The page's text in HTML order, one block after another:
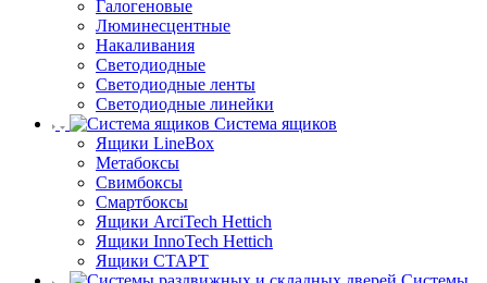
Галогеновые
Люминесцентные
Накаливания
Светодиодные
Светодиодные ленты
Светодиодные линейки
Система ящиков
Ящики LineBox
Метабоксы
Свимбоксы
Смартбоксы
Ящики ArciTech Hettich
Ящики InnoTech Hettich
Ящики СТАРТ